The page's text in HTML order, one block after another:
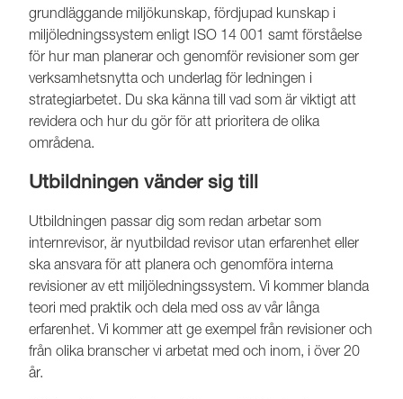
grundläggande miljökunskap, fördjupad kunskap i
miljöledningssystem enligt ISO 14 001 samt förståelse
för hur man planerar och genomför revisioner som ger
verksamhetsnytta och underlag för ledningen i
strategiarbetet. Du ska känna till vad som är viktigt att
revidera och hur du gör för att prioritera de olika
områdena.
Utbildningen vänder sig till
Utbildningen passar dig som redan arbetar som
internrevisor, är nyutbildad revisor utan erfarenhet eller
ska ansvara för att planera och genomföra interna
revisioner av ett miljöledningssystem. Vi kommer blanda
teori med praktik och dela med oss av vår långa
erfarenhet. Vi kommer att ge exempel från revisioner och
från olika branscher vi arbetat med och inom, i över 20
år.